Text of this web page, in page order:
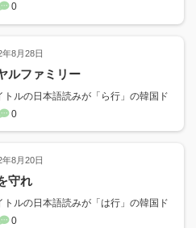
0
年8月28日
ルファミリー
トルの日本語読みが「ら行」の韓国ド
0
年8月20日
守れ
トルの日本語読みが「は行」の韓国ド
0